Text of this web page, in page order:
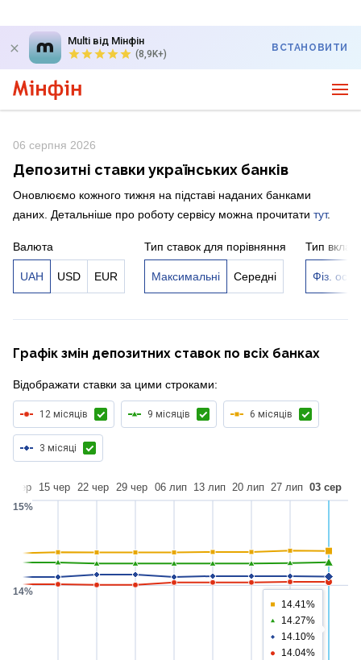
Multi від Мінфін
(8,9K+)
ВСТАНОВИТИ
06 серпня 2026
Депозитні ставки українських банків
Оновлюємо кожного тижня на підставі наданих банками
даних. Детальніше про роботу сервісу можна прочитати тут.
Валюта
UAH USD EUR
Тип ставок для порівняння
Максимальні Середні
Тип
Фіз.
Графік змін депозитних ставок по всіх банках
Відображати ставки за цими строками:
12 місяців 9 місяців 6 місяців
3 місяці
08 чер 15 чер 22 чер 29 чер 06 лип 13 лип 20 лип 27 лип 03 сер
14.41%
14.27%
14.10%
14.04%
14%
15%